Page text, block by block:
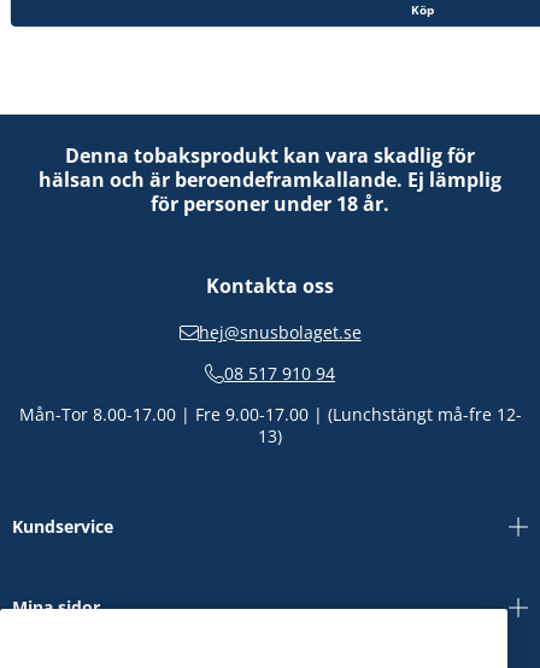
Köp
Denna tobaksprodukt kan vara skadlig för
hälsan och är beroendeframkallande. Ej lämplig
för personer under 18 år.
Kontakta oss
hej@snusbolaget.se
08 517 910 94
Mån-Tor 8.00-17.00 | Fre 9.00-17.00 | (Lunchstängt må-fre 12-
13)
Kundservice
Mina sidor